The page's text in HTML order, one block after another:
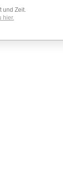
und Zeit.
hier.